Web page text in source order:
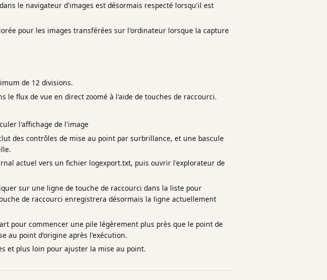
le navigateur d'images est désormais respecté lorsqu'il est
pour les images transférées sur l'ordinateur lorsque la capture
de 12 divisions.
le flux de vue en direct zoomé à l'aide de touches de raccourci.
l'affichage de l'image
des contrôles de mise au point par surbrillance, et une bascule
actuel vers un fichier logexport.txt, puis ouvrir l'explorateur de
sur une ligne de touche de raccourci dans la liste pour
de raccourci enregistrera désormais la ligne actuellement
pour commencer une pile légèrement plus près que le point de
au point d'origine après l'exécution.
et plus loin pour ajuster la mise au point.